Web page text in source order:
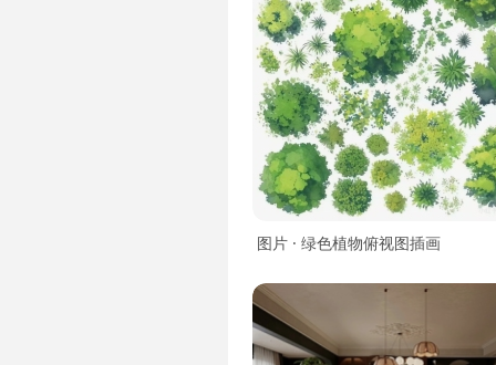
图片 · 绿色植物俯视图插画